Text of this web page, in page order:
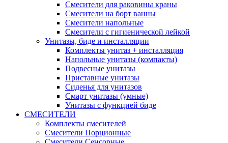
Смесители для раковины краны
Смесители на борт ванны
Смесители напольные
Смесители с гигиенической лейкой
Унитазы, биде и инсталляции
Комплекты унитаз + инсталляция
Напольные унитазы (компакты)
Подвесные унитазы
Приставные унитазы
Сиденья для унитазов
Смарт унитазы (умные)
Унитазы с функцией биде
СМЕСИТЕЛИ
Комплекты смесителей
Смесители Порционные